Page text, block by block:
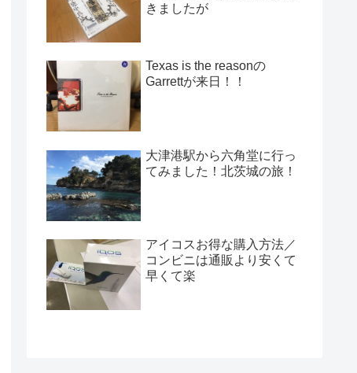
きましたが
Texas is the reasonの
Garrettが来日！！
大津港駅から六角堂に行っ
てみました！北茨城の旅！
アイコスお得な購入方法／
コンビニは通販より安くて
早くて楽